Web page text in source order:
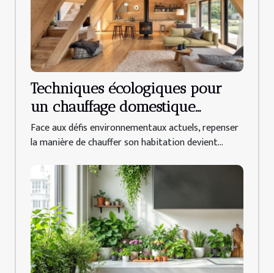
Techniques écologiques pour
un chauffage domestique
efficace
Face aux défis environnementaux actuels, repenser
la manière de chauffer son habitation devient...